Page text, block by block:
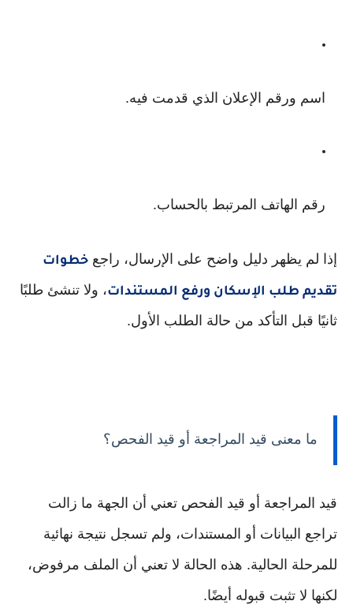
اسم ورقم الإعلان الذي قدمت فيه.
رقم الهاتف المرتبط بالحساب.
إذا لم يظهر دليل واضح على الإرسال، راجع خطوات
تقديم طلب الإسكان ورفع المستندات، ولا تنشئ طلبًا
ثانيًا قبل التأكد من حالة الطلب الأول.
ما معنى قيد المراجعة أو قيد الفحص؟
قيد المراجعة أو قيد الفحص تعني أن الجهة ما زالت
تراجع البيانات أو المستندات، ولم تسجل نتيجة نهائية
للمرحلة الحالية. هذه الحالة لا تعني أن الملف مرفوض،
لكنها لا تثبت قبوله أيضًا.